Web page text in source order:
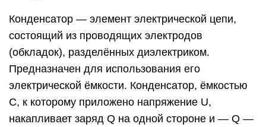
Конденсатор — элемент электрической цепи,
состоящий из проводящих электродов
(обкладок), разделённых диэлектриком.
Предназначен для использования его
электрической ёмкости. Конденсатор, ёмкостью
С, к которому приложено напряжение U,
накапливает заряд Q на одной стороне и — Q —